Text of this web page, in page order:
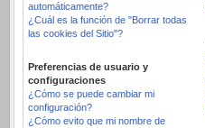
automáticamente?
¿Cuál es la función de "Borrar todas
las cookies del Sitio"?
Preferencias de usuario y
configuraciones
¿Cómo se puede cambiar mi
configuración?
¿Cómo evito que mi nombre de